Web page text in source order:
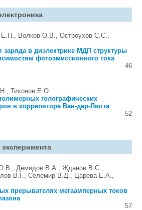
Волков О.В., Остроухов С.С.,
заряда в диэлектрике МДП структуры
фотоэмиссионного тока
46
Тихонов Е.О.
голографических
в корреляторе Ван-дер-Люгта
52
Демидов В.А., Жданов В.С.,
В.Г., Селемир В.Д., Царева Е.А.,
прерывателях мегаамперных токов
57